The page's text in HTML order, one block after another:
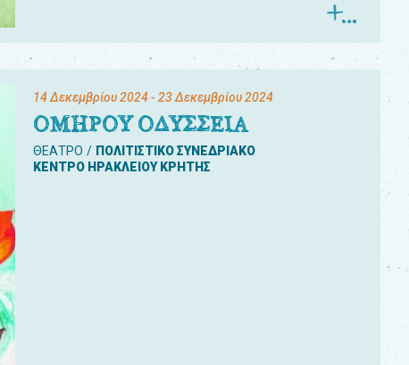
14 Δεκεμβρίου 2024- 23 Δεκεμβρίου 2024
ΟΜΗΡΟΥ ΟΔΥΣΣΕΙΑ
ΘΕΑΤΡΟ
ΠΟΛΙΤΙΣΤΙΚΟ ΣΥΝΕΔΡΙΑΚΟ
ΚΕΝΤΡΟ ΗΡΑΚΛΕΙΟΥ ΚΡΗΤΗΣ